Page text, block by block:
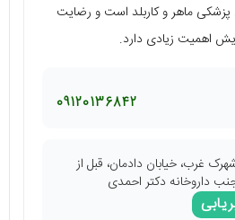
ماهر و کاربلد است و رضایت
اهمیت زیادی دارد.
09120136842
غرب، خیابان دادمان، قبل از
جنب داروخانه دکتر احمدی